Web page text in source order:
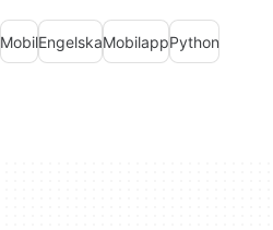
MobilEngelskaMobilappPython